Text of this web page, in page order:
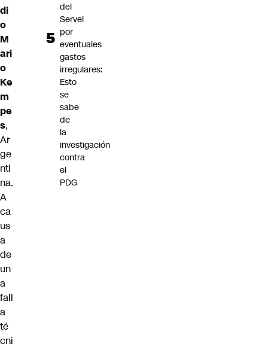
di
o
M
ari
o
Ke
m
pe
s,
Ar
ge
nti
na.
A
ca
us
a
de
un
a
fall
a
té
cni
del
Servel
por
eventuales
gastos
irregulares:
Esto
se
sabe
de
la
investigación
contra
el
PDG